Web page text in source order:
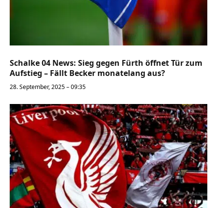
Schalke 04 News: Sieg gegen Fürth öffnet Tür zum
Aufstieg – Fällt Becker monatelang aus?
28. September, 2025 – 09:35